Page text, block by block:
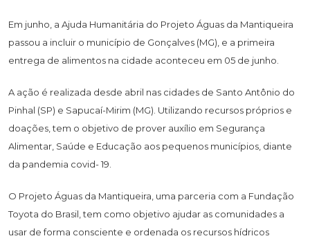
Em junho, a Ajuda Humanitária do Projeto Águas da Mantiqueira
passou a incluir o município de Gonçalves (MG), e a primeira
entrega de alimentos na cidade aconteceu em 05 de junho.
A ação é realizada desde abril nas cidades de Santo Antônio do
Pinhal (SP) e Sapucaí-Mirim (MG). Utilizando recursos próprios e
doações, tem o objetivo de prover auxílio em Segurança
Alimentar, Saúde e Educação aos pequenos municípios, diante
da pandemia covid- 19.
O Projeto Águas da Mantiqueira, uma parceria com a Fundação
Toyota do Brasil, tem como objetivo ajudar as comunidades a
usar de forma consciente e ordenada os recursos hídricos